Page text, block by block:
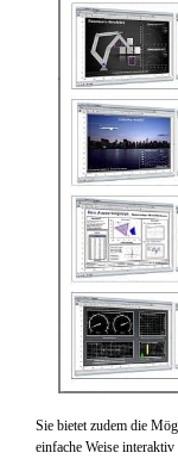
Sie bietet zudem die
einfache Weise